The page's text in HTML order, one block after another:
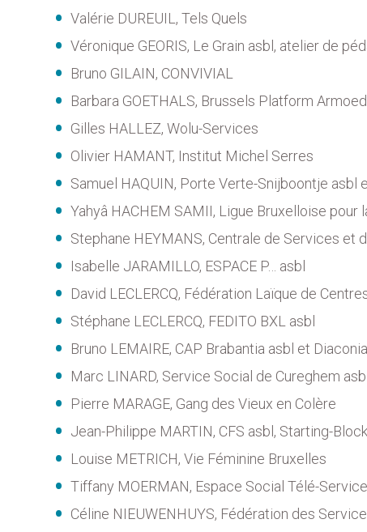
Valérie DUREUIL, Tels Quels
Véronique GEORIS, Le Grain asbl, atelier de
Bruno GILAIN, CONVIVIAL
Barbara GOETHALS, Brussels Platform
Gilles HALLEZ, Wolu-Services
Olivier HAMANT, Institut Michel Serres
Samuel HAQUIN, Porte Verte-Snijboontje asbl
Yahyâ HACHEM SAMII, Ligue Bruxelloise pour
Stephane HEYMANS, Centrale de Services et
Isabelle JARAMILLO, ESPACE P… asbl
David LECLERCQ, Fédération Laïque de
Stéphane LECLERCQ, FEDITO BXL asbl
Bruno LEMAIRE, CAP Brabantia asbl et
Marc LINARD, Service Social de Cureghem asbl
Pierre MARAGE, Gang des Vieux en Colère
Jean-Philippe MARTIN, CFS asbl, Starting-
Louise METRICH, Vie Féminine Bruxelles
Tiffany MOERMAN, Espace Social Télé-Service
Céline NIEUWENHUYS, Fédération des